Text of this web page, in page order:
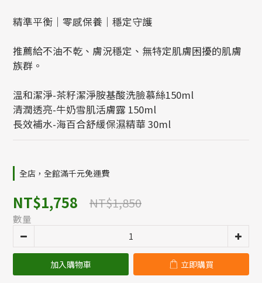
精準平衡｜零感保養｜穩定守護
推薦給不油不乾、膚況穩定、無特定肌膚困擾的肌膚
族群。
溫和潔淨-茶籽潔淨胺基酸洗臉慕絲150ml
清潤透亮-牛奶雪肌活膚露 150ml
長效補水-海百合舒緩保濕精華 30ml
全店，全館滿千元免運費
NT$1,758 NT$1,850
數量
加入購物車 立即購買